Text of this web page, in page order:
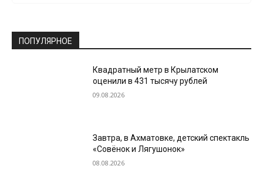
ПОПУЛЯРНОЕ
Квадратный метр в Крылатском
оценили в 431 тысячу рублей
09.08.2026
Завтра, в Ахматовке, детский спектакль
«Совёнок и Лягушонок»
08.08.2026